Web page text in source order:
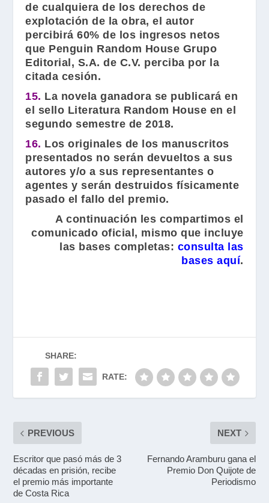
de cualquiera de los derechos de
explotación de la obra, el autor
percibirá 60% de los ingresos netos
que Penguin Random House Grupo
Editorial, S.A. de C.V. perciba por la
citada cesión.
15. La novela ganadora se publicará en
el sello Literatura Random House en el
segundo semestre de 2018.
16. Los originales de los manuscritos
presentados no serán devueltos a sus
autores y/o a sus representantes o
agentes y serán destruidos físicamente
pasado el fallo del premio.
A continuación les compartimos el
comunicado oficial, mismo que incluye
las bases completas: consulta las
bases aquí.
SHARE:
RATE:
PREVIOUS
Escritor que pasó más de 3
décadas en prisión, recibe
el premio más importante
de Costa Rica
NEXT
Fernando Aramburu gana el
Premio Don Quijote de
Periodismo